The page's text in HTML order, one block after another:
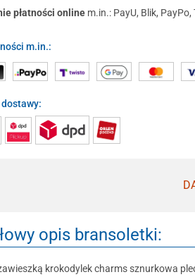
płatności online m.in.: PayU, Blik,
m.in.:
opis bransoletki:
krokodylek charms sznurkowa